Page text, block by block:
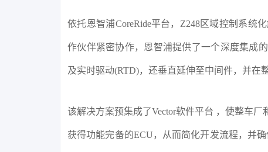
依托恩智浦CoreRide平台，Z248区域控制系统
作伙伴紧密协作，恩智浦提供了一个深度集成
及实时驱动(RTD)，还垂直延伸至中间件，并在
该解决方案预集成了Vector软件平台 ，使整车
获得功能完备的ECU，从而简化开发流程，并